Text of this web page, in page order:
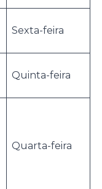
Sexta-feira
Quinta-feira
Quarta-feira